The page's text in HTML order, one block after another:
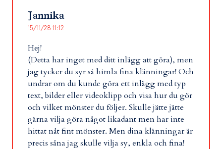
Jannika
15/11/28 11:12
Hej!
(Detta har inget med ditt inlägg att göra), men
jag tycker du syr så himla fina klänningar! Och
undrar om du kunde göra ett inlägg med typ
text, bilder eller videoklipp och visa hur du gör
och vilket mönster du följer. Skulle jätte jätte
gärna vilja göra något likadant men har inte
hittat nåt fint mönster. Men dina klänningar är
precis såna jag skulle vilja sy, enkla och fina!